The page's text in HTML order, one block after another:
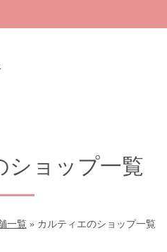
ショップ一覧
一覧» カルティエのショップ一覧